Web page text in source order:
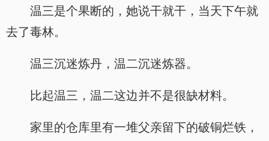
温三是个果断的，她说干就干，当天下午就
去了毒林。
温三沉迷炼丹，温二沉迷炼器。
比起温三，温二这边并不是很缺材料。
家里的仓库里有一堆父亲留下的破铜烂铁，